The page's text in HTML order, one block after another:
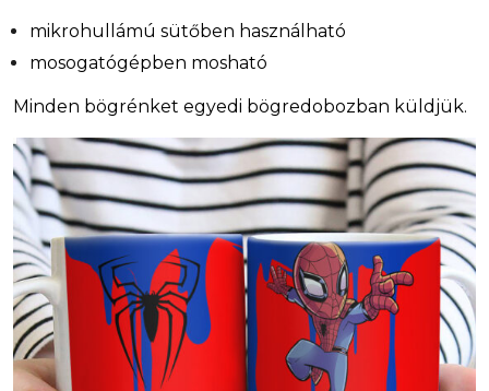
mikrohullámú sütőben használható
mosogatógépben mosható
Minden bögrénket egyedi bögredobozban küldjük.